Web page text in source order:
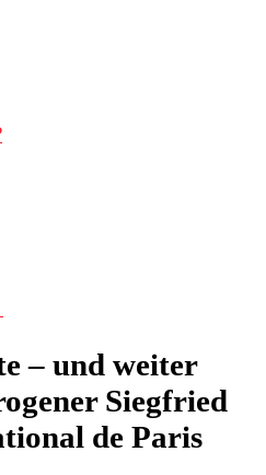
– und weiter
Siegfried
de Paris